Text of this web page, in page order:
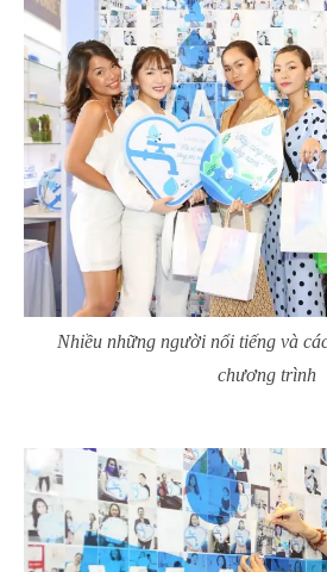
Nhiều những người nổi tiếng và
chương trình